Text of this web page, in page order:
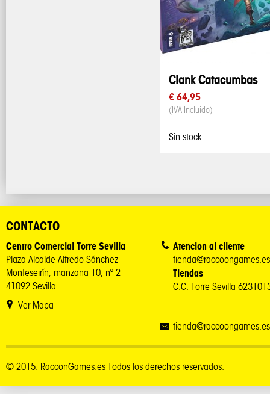
Clank Catacumbas
€ 64,95
(IVA Incluido)
Sin stock
CONTACTO
Centro Comercial Torre Sevilla
Plaza Alcalde Alfredo Sánchez
Monteseirín, manzana 10, nº 2
41092 Sevilla
Ver Mapa
Atencion al cliente
tienda@raccoongames.es
Tiendas
C.C. Torre Sevilla
tienda@raccoongames.es
© 2015. RacconGames.es Todos los derechos reservados.